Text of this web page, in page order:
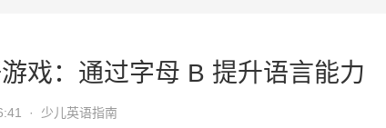
戏：通过字母 B 提升语言能力
· 少儿英语指南